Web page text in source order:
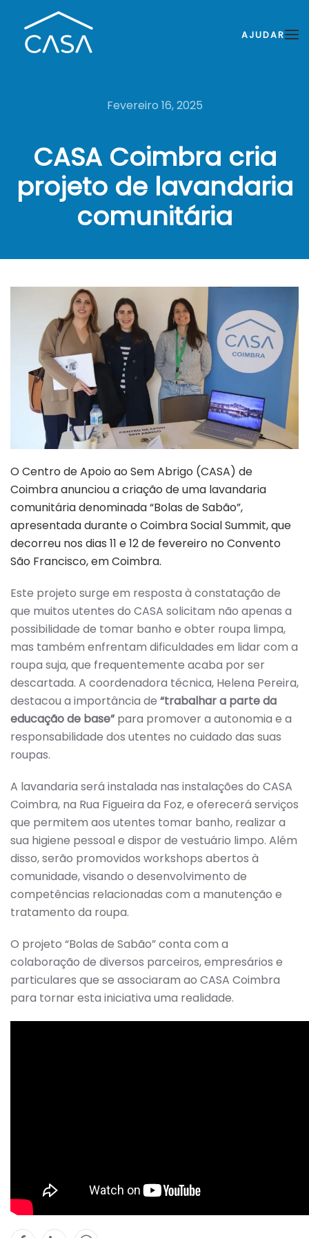
AJUDAR
Fevereiro 16, 2025
CASA Coimbra cria
projeto de lavandaria
comunitária
O Centro de Apoio ao Sem Abrigo (CASA) de
Coimbra anunciou a criação de uma lavandaria
comunitária denominada “Bolas de Sabão”,
apresentada durante o Coimbra Social Summit, que
decorreu nos dias 11 e 12 de fevereiro no Convento
São Francisco, em Coimbra.
Este projeto surge em resposta à constatação de
que muitos utentes do CASA solicitam não apenas a
possibilidade de tomar banho e obter roupa limpa,
mas também enfrentam dificuldades em lidar com a
roupa suja, que frequentemente acaba por ser
descartada. A coordenadora técnica, Helena Pereira,
destacou a importância de “trabalhar a parte da
educação de base”para promover a autonomia e a
responsabilidade dos utentes no cuidado das suas
roupas.
A lavandaria será instalada nas instalações do CASA
Coimbra, na Rua Figueira da Foz, e oferecerá serviços
que permitem aos utentes tomar banho, realizar a
sua higiene pessoal e dispor de vestuário limpo. Além
disso, serão promovidos workshops abertos à
comunidade, visando o desenvolvimento de
competências relacionadas com a manutenção e
tratamento da roupa.
O projeto “Bolas de Sabão” conta com a
colaboração de diversos parceiros, empresários e
particulares que se associaram ao CASA Coimbra
para tornar esta iniciativa uma realidade.